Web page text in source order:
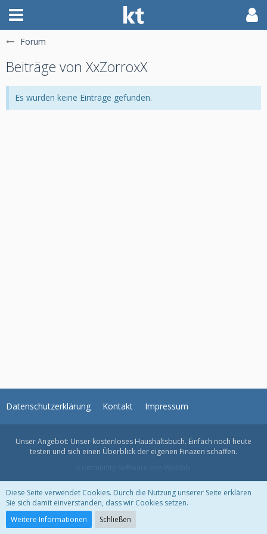
Forum
Beiträge von XxZorroxX
Es wurden keine Einträge gefunden.
Datenschutzerklärung Kontakt Impressum
Unser Angebot: Unser kostenloses Haushaltsbuch. Einfach noch heute
testen und sich einen Überblick der eigenen Finazen schaffen.
Diese Seite verwendet Cookies. Durch die Nutzung unserer Seite erklären
Sie sich damit einverstanden, dass wir Cookies setzen.
Weitere Informationen
Schließen